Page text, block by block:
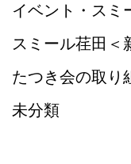
イベント・スミ
スミール荏田＜
たつき会の取り
未分類